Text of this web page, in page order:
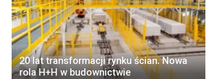
20 lat transformacji rynku ścian. Nowa
rola H+H w budownictwie